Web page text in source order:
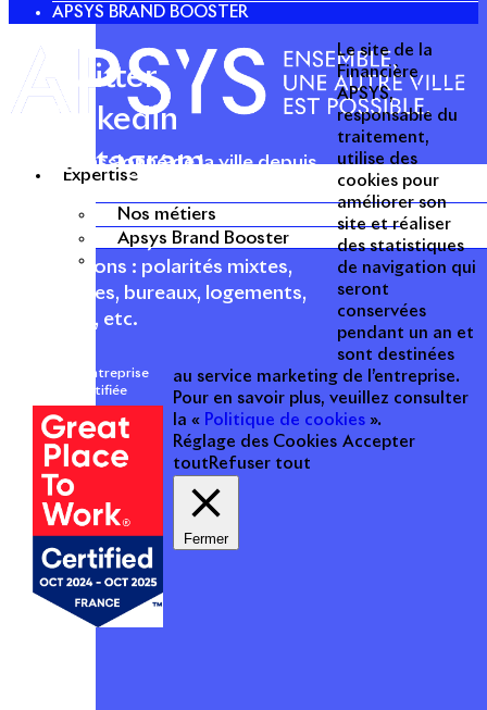
Expertise
Nos métiers
Apsys Brand Booster
APSYS BRAND BOOSTER
Acteur passionné de la ville depuis
1996, Apsys conçoit, réalise, anime
et valorise des opérations urbaines
à forte valeur ajoutée dans toutes
les fonctions : polarités mixtes,
commerces, bureaux, logements,
hôtellerie, etc.
Une entreprise
certifiée
Twitter
Linkedin
Instagram
Le site de la
Financière
APSYS,
responsable du
traitement,
utilise des
cookies pour
améliorer son
site et réaliser
des statistiques
de navigation qui
seront
conservées
pendant un an et
sont destinées
au service marketing de l’entreprise.
Pour en savoir plus, veuillez consulter
la « Politique de cookies ».
Réglage des Cookies Accepter
tout Refuser tout
Fermer